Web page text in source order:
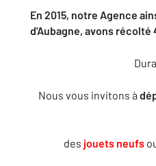
En 2015, notre Agence
d'Aubagne, avons
Nous vous invitons à
des jouets neufs